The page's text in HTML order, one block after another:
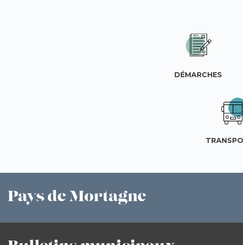
DÉMARCHES
Pays de Mortagne